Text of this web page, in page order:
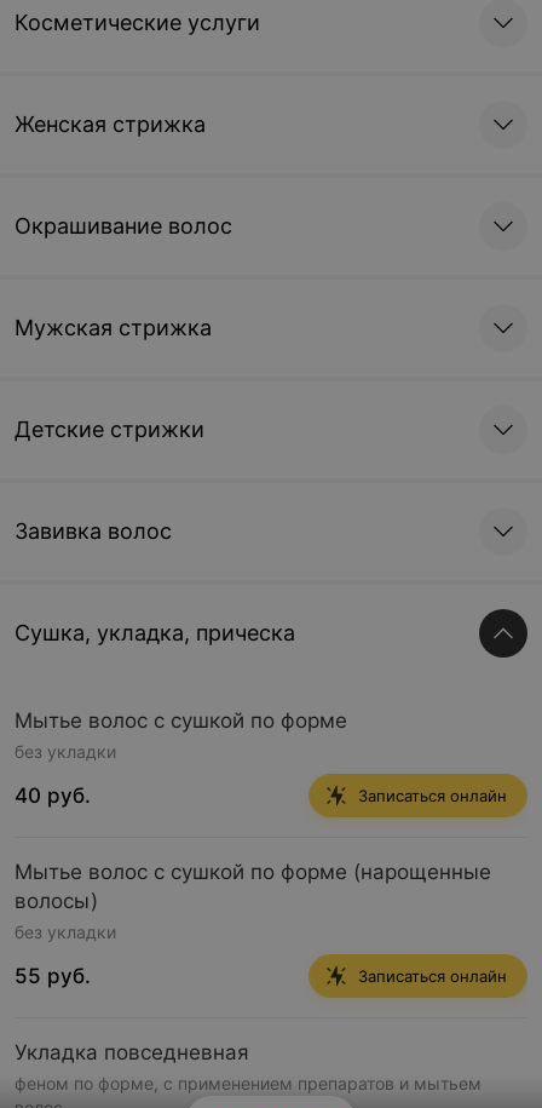
Косметические услуги
Женская стрижка
Окрашивание волос
Мужская стрижка
Детские стрижки
Завивка волос
Сушка, укладка, прическа
Мытье волос с сушкой по форме
без укладки
40 руб. Записаться онлайн
Мытье волос с сушкой по форме (нарощенные
волосы)
без укладки
55 руб. Записаться онлайн
Укладка повседневная
феном по форме, с применением препаратов и мытьем